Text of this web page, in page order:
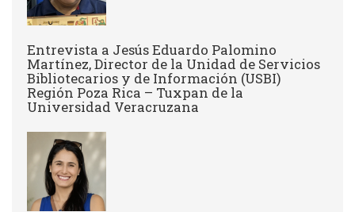
Entrevista a Jesús Eduardo Palomino
Martínez, Director de la Unidad de Servicios
Bibliotecarios y de Información (USBI)
Región Poza Rica – Tuxpan de la
Universidad Veracruzana